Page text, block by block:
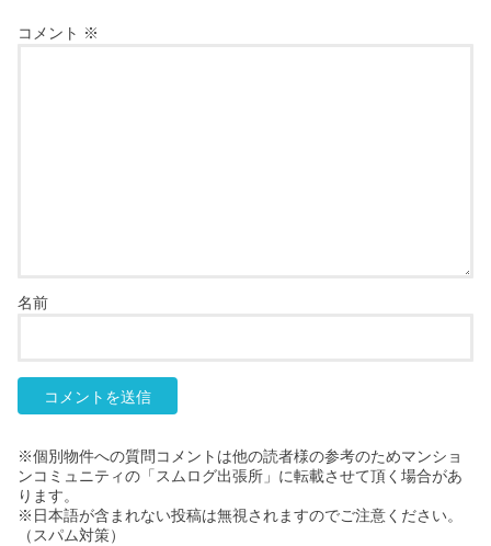
コメント ※
名前
※個別物件への質問コメントは他の読者様の参考のためマンショ
ンコミュニティの「スムログ出張所」に転載させて頂く場合があ
ります。
※日本語が含まれない投稿は無視されますのでご注意ください。
（スパム対策）